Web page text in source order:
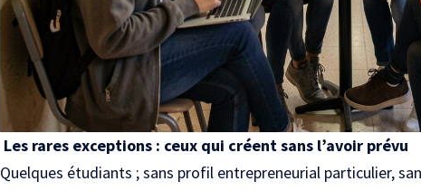
Les rares exceptions : ceux qui créent sans l’avoir prévu
Quelques étudiants ; sans profil entrepreneurial particulier,